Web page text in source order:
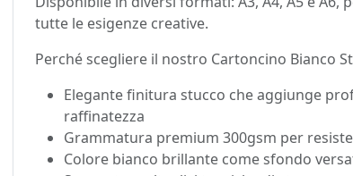
tutte le esigenze creative.
Perché scegliere il nostro Cartoncino Bianco
Elegante finitura stucco che aggiunge
raffinatezza
Grammatura premium 300gsm per
Colore bianco brillante come sfondo